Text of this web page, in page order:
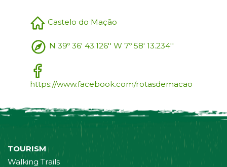
Castelo do Mação
N 39º 36' 43.126'' W 7º 58' 13.234''
https://www.facebook.com/rotasdemacao
TOURISM
Walking Trails